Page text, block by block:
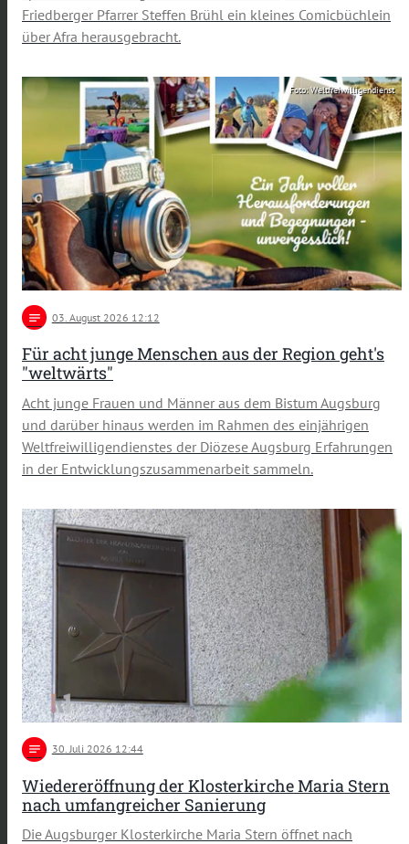
Friedberger Pfarrer Steffen Brühl ein kleines Comicbüchlein
über Afra herausgebracht.
Foto: Weltfreiwilligendienst
notes 03 . August 2026 12:12
Für acht junge Menschen aus der Region geht's
"weltwärts"
Acht junge Frauen und Männer aus dem Bistum Augsburg
und darüber hinaus werden im Rahmen des einjährigen
Weltfreiwilligendienstes der Diözese Augsburg Erfahrungen
in der Entwicklungszusammenarbeit sammeln.
notes 30. Juli 2026 12:44
Wiedereröffnung der Klosterkirche Maria Stern
nach umfangreicher Sanierung
Die Augsburger Klosterkirche Maria Stern öffnet nach